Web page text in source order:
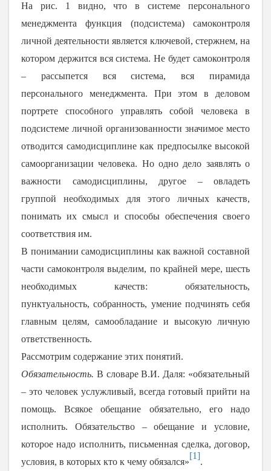
На рис. 1 видно, что в системе персонального
менеджмента функция (подсистема) самоконтроля
личной деятельности является ключевой, стержнем, на
котором держится вся система. Не будет самоконтроля
– рассыпется вся система, вся пирамида
персонального менеджмента. При этом в деловом
портрете способного управлять собой человека в
подсистеме личной организованности значимое место
отводится самодисциплине как предпосылке высокой
самоорганизации человека. Но одно дело заявлять о
важности самодисциплины, другое – овладеть
группой необходимых для этого личных качеств,
понимать их смысл и способы обеспечения своего
соответствия им.
В понимании самодисциплины как важной составной
части самоконтроля выделим, по крайней мере, шесть
необходимых качеств: обязательность,
пунктуальность, собранность, умение подчинять себя
главным целям, самообладание и высокую личную
ответственность.
Рассмотрим содержание этих понятий.
Обязательность. В словаре В.И. Даля: «обязательный
– это человек услужливый, всегда готовый прийти на
помощь. Всякое обещание обязательно, его надо
исполнить. Обязательство – обещание и условие,
которое надо исполнить, письменная сделка, договор,
условия, в которых кто к чему обязался»
[1]
.